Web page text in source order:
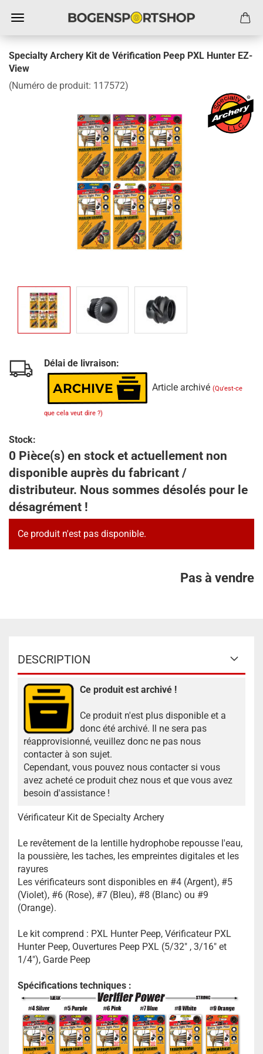
Specialty Archery Kit de Vérification Peep PXL Hunter EZ-
View
(Numéro de produit: 117572)
Délai de livraison:
Article archivé (Qu'est-ce
que cela veut dire ?)
Stock:
0 Pièce(s) en stock et actuellement non
disponible auprès du fabricant /
distributeur. Nous sommes désolés pour le
désagrément !
Ce produit n'est pas disponible.
Pas à vendre
DESCRIPTION
Ce produit est archivé !
Ce produit n'est plus disponible et a
donc été archivé. Il ne sera pas
réapprovisionné, veuillez donc ne pas nous
contacter à son sujet.
Cependant, vous pouvez nous contacter si vous
avez acheté ce produit chez nous et que vous avez
besoin d'assistance !
Vérificateur Kit de Specialty Archery
Le revêtement de la lentille hydrophobe repousse l'eau,
la poussière, les taches, les empreintes digitales et les
rayures
Les vérificateurs sont disponibles en #4 (Argent), #5
(Violet), #6 (Rose), #7 (Bleu), #8 (Blanc) ou #9
(Orange).
Le kit comprend : PXL Hunter Peep, Vérificateur PXL
Hunter Peep, Ouvertures Peep PXL (5/32" , 3/16" et
1/4"), Garde Peep
Spécifications techniques :